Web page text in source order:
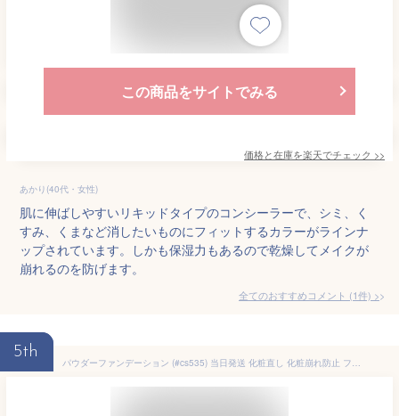
この商品をサイトでみる
価格と在庫を楽天でチェック >>
あかり(40代・女性)
肌に伸ばしやすいリキッドタイプのコンシーラーで、シミ、く
すみ、くまなど消したいものにフィットするカラーがラインナ
ップされています。しかも保湿力もあるので乾燥してメイクが
崩れるのを防げます。
全てのおすすめコメント (1件) >
5th
パウダーファンデーション (#cs535) 当日発送 化粧直し 化粧崩れ防止 フェースアップパウダー 40代 50代 30代 テカリ防止 ツヤ肌 化粧下地 韓国コスメ 皮脂吸収 カバー力 仕上げ コンシーラー